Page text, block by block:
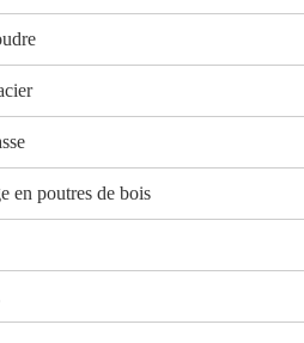
en poutres de bois